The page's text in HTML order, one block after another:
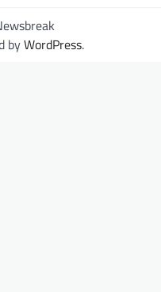
byWordPress.